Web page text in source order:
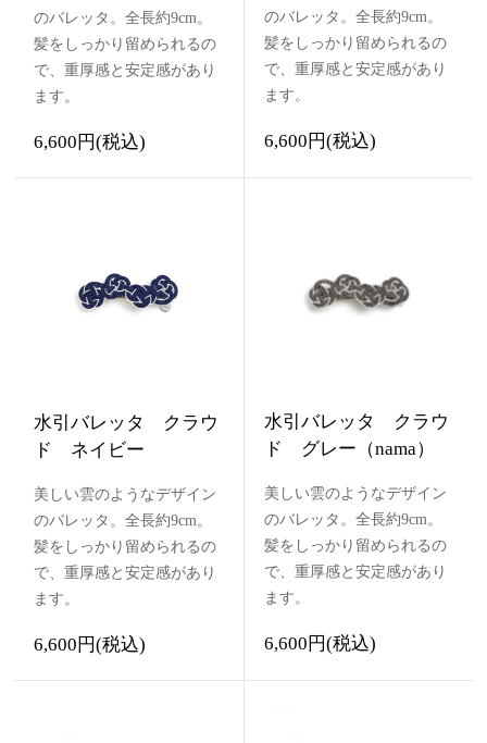
のバレッタ。全長約9cm。
髪をしっかり留められるの
で、重厚感と安定感があり
ます。
6,600円(税込)
のバレッタ。全長約9cm。
髪をしっかり留められるの
で、重厚感と安定感があり
ます。
6,600円(税込)
水引バレッタ クラウ
ド ネイビー
美しい雲のようなデザイン
のバレッタ。全長約9cm。
髪をしっかり留められるの
で、重厚感と安定感があり
ます。
6,600円(税込)
水引バレッタ クラウ
ド グレー（nama）
美しい雲のようなデザイン
のバレッタ。全長約9cm。
髪をしっかり留められるの
で、重厚感と安定感があり
ます。
6,600円(税込)